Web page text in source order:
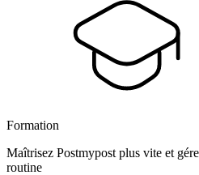
Formation
Maîtrisez Postmypost plus vite et
routine